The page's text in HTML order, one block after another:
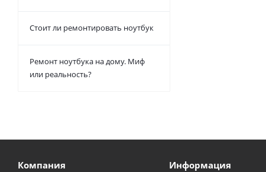
Стоит ли ремонтировать ноутбук
Ремонт ноутбука на дому. Миф
или реальность?
Компания Информация